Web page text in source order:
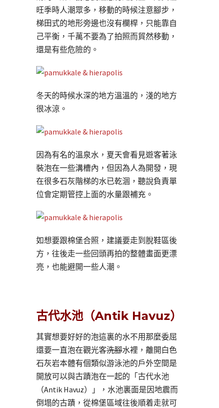
旺季時人潮眾多，移動的時候注意腳步，
梯田式的地形旁邊也沒有欄桿，只能靠自
己平衡，千萬不要為了拍照而貿然移動，
還是有些危險的。
冬天的時候水深的地方溫溫的，淺的地方
很冰涼。
因為有名的溫泉水，夏天會看見遊客著泳
裝泡在一些溝槽內，但因為人為開發，現
在很多石灰階梯的水已乾涸，聽說負責單
位會定期管控上面的水量跟補充。
如想要跟棉堡合照，建議要走到脫鞋區後
方，往後走一些回頭再拍的整體畫面更漂
亮，也能避開一些人潮。
古代水池（Antik Havuz）
其實想要好好的泡這裏的水不用那麼委屈
還要一直泡在觀光客洗腳水裡，離開白色
石灰岩本體有個類似游泳池的戶外空間是
開放可以與古蹟泡在一起的「古代水池
（Antik Havuz）」，水池裏面是因地震而
倒塌的古蹟，從棉堡區域往後順着走就可